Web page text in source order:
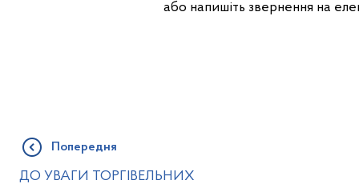
або напишіть звернення на
Попередня
ДО УВАГИ ТОРГІВЕЛЬНИХ